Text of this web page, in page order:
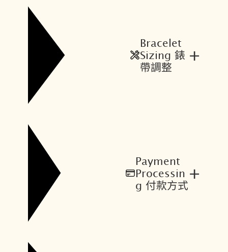
Bracelet
Sizing 錶
帶調整
+
Payment
Processin
g 付款方式
+